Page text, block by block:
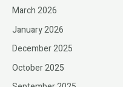
March 2026
January 2026
December 2025
October 2025